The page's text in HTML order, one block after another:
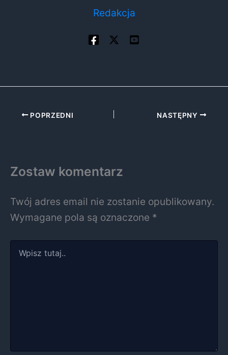
Redakcja
POPRZEDNI NASTĘPNY
Zostaw komentarz
Twój adres email nie zostanie opublikowany.
Wymagane pola są oznaczone *
tutaj..